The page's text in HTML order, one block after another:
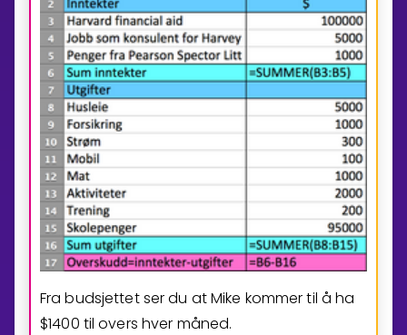
Fra budsjettet ser du at Mike kommer til å ha
$1400 til overs hver måned.